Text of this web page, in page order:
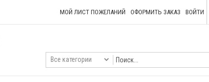
МОЙ ЛИСТ ПОЖЕЛАНИЙ ОФОРМИТЬ ЗАКАЗ ВОЙТИ